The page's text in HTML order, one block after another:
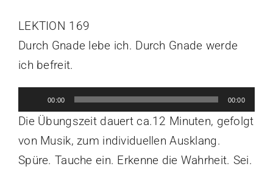
LEKTION 169
Durch Gnade lebe ich. Durch Gnade werde
ich befreit.
Audio-
Player
00:00 00:00
Die Übungszeit dauert ca.12 Minuten, gefolgt
von Musik, zum individuellen Ausklang.
Spüre. Tauche ein. Erkenne die Wahrheit. Sei.